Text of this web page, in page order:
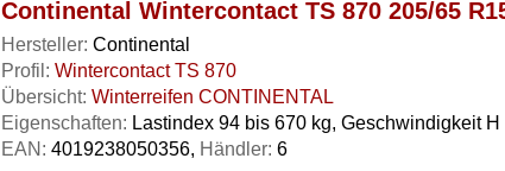
Continental Wintercontact TS 870 205/65
Hersteller: Continental
Profil: Wintercontact TS 870
Übersicht: Winterreifen CONTINENTAL
Eigenschaften: Lastindex 94 bis 670 kg, Geschwindigkeit H
EAN: 4019238050356, Händler: 6